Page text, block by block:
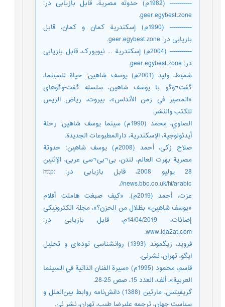
----------- (1982م) حدوته مصرية، قابل بازیابی در:
geer.egybest.zone.
----------- (1990م) إسکندرية کمان و کمان، قابل
بازیابی در: geer.egybest.zone.
----------- (2004م) إسکندرية ... نيويورک، قابل بازیابی
در: geer.egybest.zone.
شمیط، ولید (2001م) یوسف شاهین: حياة للسينما،
گفت¬وگو با یوسف شاهین، سلسله گفت-وگوهای
«المصیر في زمن الأندلس»، بیروت، ریاض الریس
للکتب والنشر.
الصاوي، محمد (1990م) سینما یوسف شاهین: رحلة
أيدئولوجية، الإسکندرية، دارالمطبوعات الجديدة.
صلاح زکی، أحمد (2008م) يوسف شاهين: حدوتة
مصرية بهرت العالم، لندن، بی¬بی¬سی عربی، الإثنين
28 يوليو 2008، قابل بازیابی در: http:
//news.bbc.co.uk/hi/arabic.
عزت، أحمد (2019م). «كيف صبغت هاملت أفلام
«يوسف شاهين» بظلال من الحزن؟»، مجلة الکترونیکی
إضائات، 14/04/2019م، قابل بازیابی در:
www.ida2at.com.
فروید، زیگموند (1393) روانشناسی توده‌ای و تحلیل
ایگو، تهران، نشرنی.
قاسم، محمود (1995م) «سیرة الفنان الذاتية في السينما
العربية»، ألف، العدد 15، صص 25-28.
گریفیتس، مارتین (1388) دانش‌نامه روابط بین‌الملل و
سیاست جهان، ترجمه علیرضا طیب، تهران، نشر نی.